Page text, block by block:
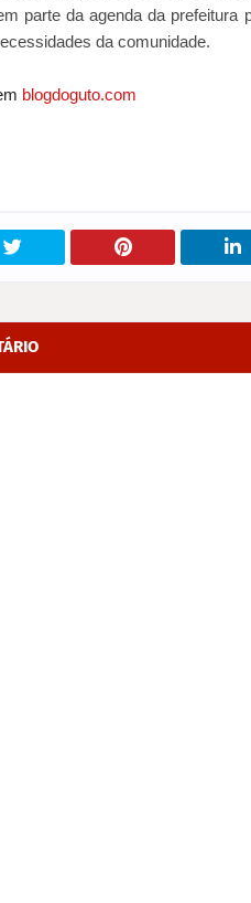
parte da agenda da prefeitura
da comunidade.
blogdoguto.com